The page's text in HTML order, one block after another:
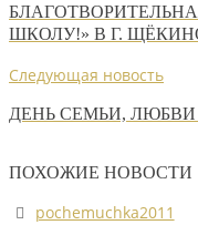
ШКОЛУ!» В Г.
Следующая новость
ДЕНЬ СЕМЬИ,
ПОХОЖИЕ НОВОСТИ
pochemuchka2011